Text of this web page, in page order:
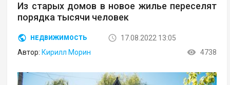
Из старых домов в новое жилье переселят
порядка тысячи человек
НЕДВИЖИМОСТЬ
17.08.2022 13:05
Автор: Кирилл Морин 4738